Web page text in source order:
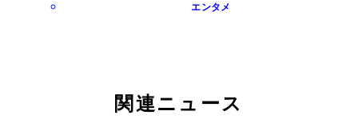
エンタメ
関連ニュース